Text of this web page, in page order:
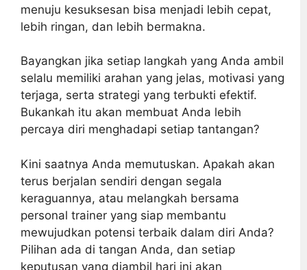
menuju kesuksesan bisa menjadi lebih cepat,
lebih ringan, dan lebih bermakna.
Bayangkan jika setiap langkah yang Anda ambil
selalu memiliki arahan yang jelas, motivasi yang
terjaga, serta strategi yang terbukti efektif.
Bukankah itu akan membuat Anda lebih
percaya diri menghadapi setiap tantangan?
Kini saatnya Anda memutuskan. Apakah akan
terus berjalan sendiri dengan segala
keraguannya, atau melangkah bersama
personal trainer yang siap membantu
mewujudkan potensi terbaik dalam diri Anda?
Pilihan ada di tangan Anda, dan setiap
keputusan yang diambil hari ini akan